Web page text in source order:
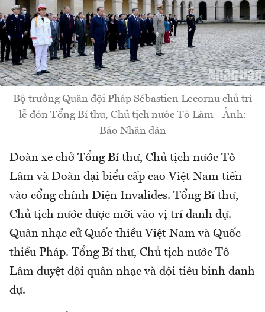
Bộ trưởng Quân đội Pháp Sébastien Lecornu chủ trì
lễ đón Tổng Bí thư, Chủ tịch nước Tô Lâm - Ảnh:
Báo Nhân dân
Đoàn xe chở Tổng Bí thư, Chủ tịch nước Tô
Lâm và Đoàn đại biểu cấp cao Việt Nam tiến
vào cổng chính Điện Invalides. Tổng Bí thư,
Chủ tịch nước được mời vào vị trí danh dự.
Quân nhạc cử Quốc thiều Việt Nam và Quốc
thiều Pháp. Tổng Bí thư, Chủ tịch nước Tô
Lâm duyệt đội quân nhạc và đội tiêu binh danh
dự.